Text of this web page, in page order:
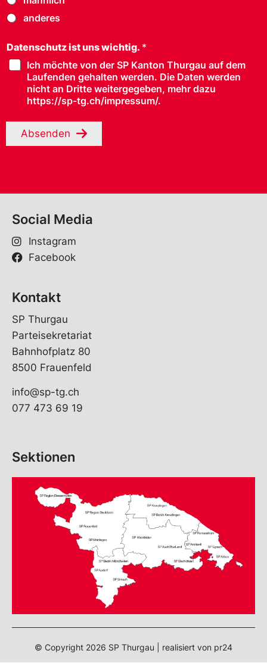
anderes
Datenschutz ist uns wichtig. *
Ich möchte von der SP Kanton Thurgau auf dem
Laufenden gehalten werden. Die Daten werden
nicht an Dritte weitergegeben, mehr dazu
https://sp-tg.ch/impressum/.
Absenden
Social Media
Instagram
Facebook
Kontakt
SP Thurgau
Parteisekretariat
Bahnhofplatz 80
8500 Frauenfeld
info@sp-tg.ch
077 473 69 19
Sektionen
© Copyright 2026 SP Thurgau | realisiert von pr24